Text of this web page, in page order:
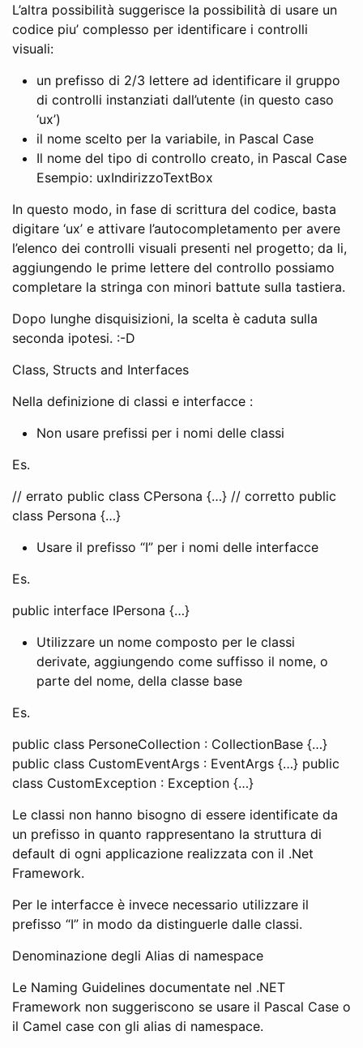
L’altra possibilità suggerisce la possibilità di usare un
codice piu’ complesso per identificare i controlli
visuali:
un prefisso di 2/3 lettere ad identificare il gruppo
di controlli instanziati dall’utente (in questo caso
‘ux’)
il nome scelto per la variabile, in Pascal Case
Il nome del tipo di controllo creato, in Pascal Case
Esempio: uxIndirizzoTextBox
In questo modo, in fase di scrittura del codice, basta
digitare ‘ux’ e attivare l’autocompletamento per avere
l’elenco dei controlli visuali presenti nel progetto; da li,
aggiungendo le prime lettere del controllo possiamo
completare la stringa con minori battute sulla tastiera.
Dopo lunghe disquisizioni, la scelta è caduta sulla
seconda ipotesi. :-D
Class, Structs and Interfaces
Nella definizione di classi e interfacce :
Non usare prefissi per i nomi delle classi
Es.
// errato public class CPersona {…} // corretto public
class Persona {…}
Usare il prefisso “I” per i nomi delle interfacce
Es.
public interface IPersona {…}
Utilizzare un nome composto per le classi
derivate, aggiungendo come suffisso il nome, o
parte del nome, della classe base
Es.
public class PersoneCollection : CollectionBase {…}
public class CustomEventArgs : EventArgs {…} public
class CustomException : Exception {…}
Le classi non hanno bisogno di essere identificate da
un prefisso in quanto rappresentano la struttura di
default di ogni applicazione realizzata con il .Net
Framework.
Per le interfacce è invece necessario utilizzare il
prefisso “I” in modo da distinguerle dalle classi.
Denominazione degli Alias di namespace
Le Naming Guidelines documentate nel .NET
Framework non suggeriscono se usare il Pascal Case o
il Camel case con gli alias di namespace.